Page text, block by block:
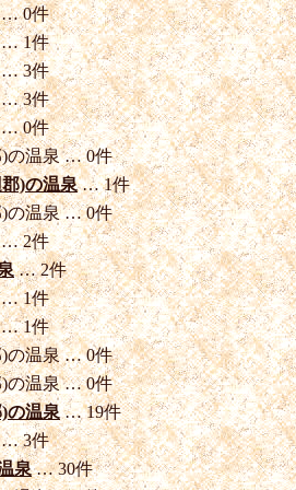
… 0件
1件
3件
3件
… 0件
の温泉 … 0件
)の温泉… 1件
の温泉 … 0件
2件
… 2件
1件
1件
の温泉 … 0件
の温泉 … 0件
の温泉… 19件
3件
泉… 30件